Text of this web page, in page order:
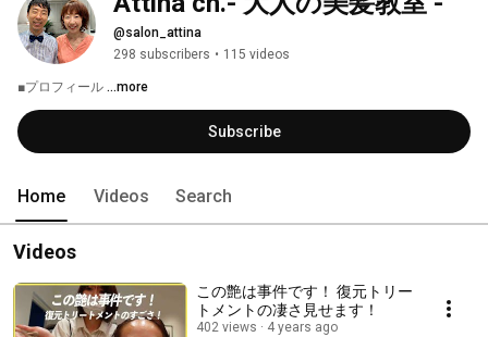
@salon_attina
298 subscribers • 115 videos
■プロフィール ...more
Subscribe
Home Videos Search
Videos
この艶は事件です！ 復元トリー
トメントの凄さ見せます！
402 views 4 years ago